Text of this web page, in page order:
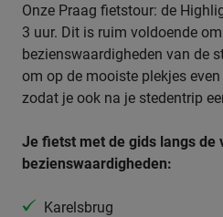
Onze Praag fietstour: de
3 uur. Dit is ruim voldoende
bezienswaardigheden van de
om op de mooiste plekjes
zodat je ook na je stedentrip
Je fietst met de gids langs de
bezienswaardigheden:
Karelsbrug